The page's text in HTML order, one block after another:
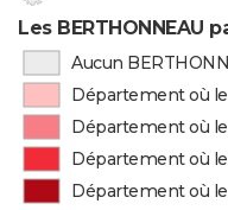
Les BERTHONNEAU
Aucun
Département où
Département où
Département où
Département où